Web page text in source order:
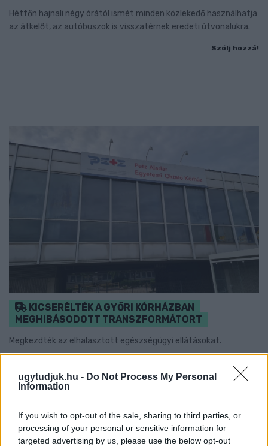
ugytudjuk.hu - Do Not Process My Personal
Information
If you wish to opt-out of the sale, sharing to third parties, or
processing of your personal or sensitive information for
targeted advertising by us, please use the below opt-out
Hétfőn hajnali négy órától ismét minden közlekedő használhatja
az átkelőt, az autóbuszok is visszatérnek eredeti útvonalukra.
Szólj hozzá!
KICSERÉLTÉK A GYŐRI KÓRHÁZBAN
MEGHIBÁSODOTT TRANSZFORMÁTORT
Megkezdték az elhalasztott egészségügyi ellátásokat.